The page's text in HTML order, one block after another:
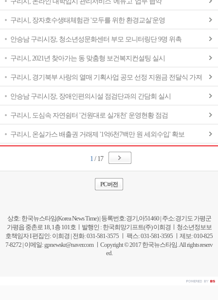
구리시, 장자호수생태체험관 '모두를 위한 환경교실'운영
안승남 구리시장, 청소년성문화센터 부모 모니터링단 9명 위촉
구리시, 2021년 찾아가는 동 맞춤형 보건복지컨설팅 실시
구리시, 경기북부 사랑의 열매 기획사업 공모 선정 지원금 전달식 가져
안승남 구리시장, 장애인편의시설 점검단과의 간담회 실시
구리시, 도심속 자연쉼터 '건원대로 실개천' 운영현황 점검
구리시, 온실가스 배출권 거래제 '1억6천7백만 원 세외수입' 확보
1/ 17
PC버전
상호: 한국뉴스타임(Korea News Time) | 등록번호:경기,아51460 | 주소:경기도 가평군
가평읍 중촌로 18, 1층 101호ㅣ발행인 : 한국희망기프트(주) 이희경ㅣ청소년정보보
호책임자 I 편집인: 이희경 | 전화: 031-581-3575 ㅣ 팩스: 031-581-3595 ㅣ제보: 010-825
7-8272 | 이메일: gpnewskr@naver.comㅣCopyright © 2017 한국뉴스타임. All rights reserv
ed.